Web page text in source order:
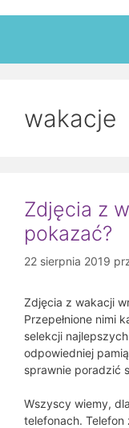
wakacje
Zdjęcia z
pokazać?
22 sierpnia 2019
Zdjęcia z wakacji
Przepełnione nimi
selekcji
odpowiedniej
sprawnie poradzić
Wszyscy wiemy,
telefonach.